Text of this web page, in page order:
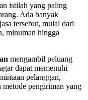
istilah yang paling
Ada banyak
tersebut, mulai dari
minuman hingga
mengambil peluang
dapat memenuhi
pelanggan,
metode pengiriman yang